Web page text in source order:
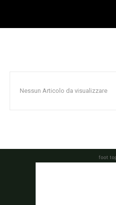
Nessun Articolo da visualizzare
foot